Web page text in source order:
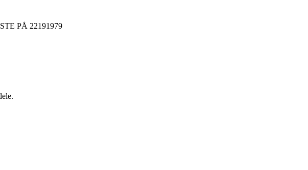
PÅ 22191979